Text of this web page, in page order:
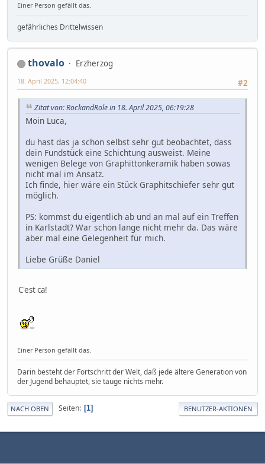
Einer Person gefällt das.
gefährliches Drittelwissen
thovalo
Erzherzog
#2
18. April 2025, 12:04:40
Zitat von: RockandRole in 18. April 2025, 06:19:28
Moin Luca,
du hast das ja schon selbst sehr gut beobachtet, dass
dein Fundstück eine Schichtung ausweist. Meine
wenigen Belege von Graphittonkeramik haben sowas
nicht mal im Ansatz.
Ich finde, hier wäre ein Stück Graphitschiefer sehr gut
möglich.
PS: kommst du eigentlich ab und an mal auf ein Treffen
in Karlstadt? War schon lange nicht mehr da. Das wäre
aber mal eine Gelegenheit für mich.
Liebe Grüße Daniel
C'est ca!
Einer Person gefällt das.
Darin besteht der Fortschritt der Welt, daß jede ältere Generation von
der Jugend behauptet, sie tauge nichts mehr.
NACH OBEN Seiten 1 BENUTZER-AKTIONEN